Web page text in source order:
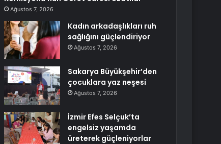
Ağustos 7, 2026
Kadın arkadaşlıkları ruh
sağlığını güçlendiriyor
Ağustos 7, 2026
Sakarya Büyükşehir’den
çocuklara yaz neşesi
Ağustos 7, 2026
İzmir Efes Selçuk’ta
engelsiz yaşamda
üreterek güçleniyorlar